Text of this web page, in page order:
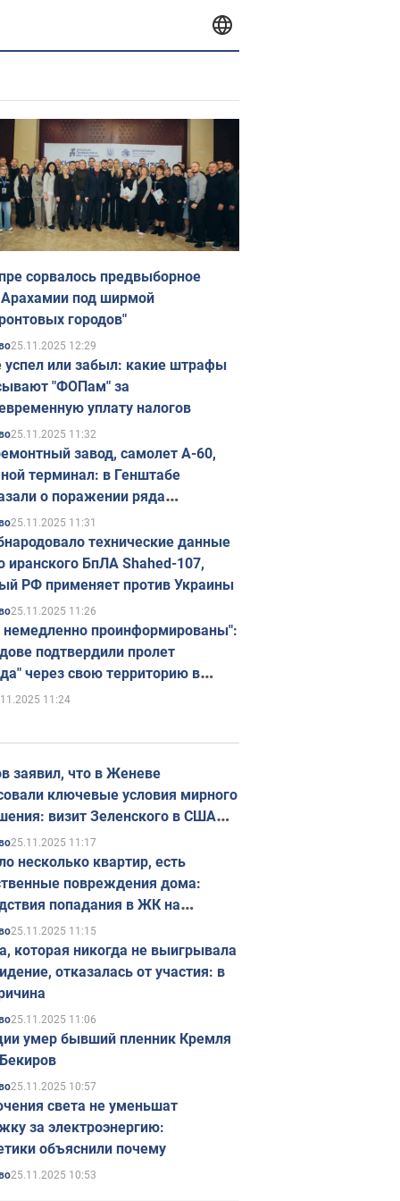
сорвалось предвыборное
Арахамии под ширмой
городов"
25.11.2025 12:29
успел или забыл: какие штрафы
"ФОПам" за
уплату налогов
25.11.2025 11:32
завод, самолет А-60,
терминал: в Генштабе
о поражении ряда
объектов России
25.11.2025 11:31
технические данные
иранского БпЛА Shahed-107,
РФ применяет против Украины
25.11.2025 11:26
проинформированы":
подтвердили пролет
через свою территорию в
11:24
заявил, что в Женеве
ключевые условия мирного
визит Зеленского в США
в ноябре
25.11.2025 11:17
несколько квартир, есть
повреждения дома:
попадания в ЖК на
в Киеве. Фото
25.11.2025 11:15
которая никогда не выигрывала
отказалась от участия: в
25.11.2025 11:06
умер бывший пленник Кремля
25.11.2025 10:57
света не уменьшат
за электроэнергию:
объяснили почему
25.11.2025 10:53